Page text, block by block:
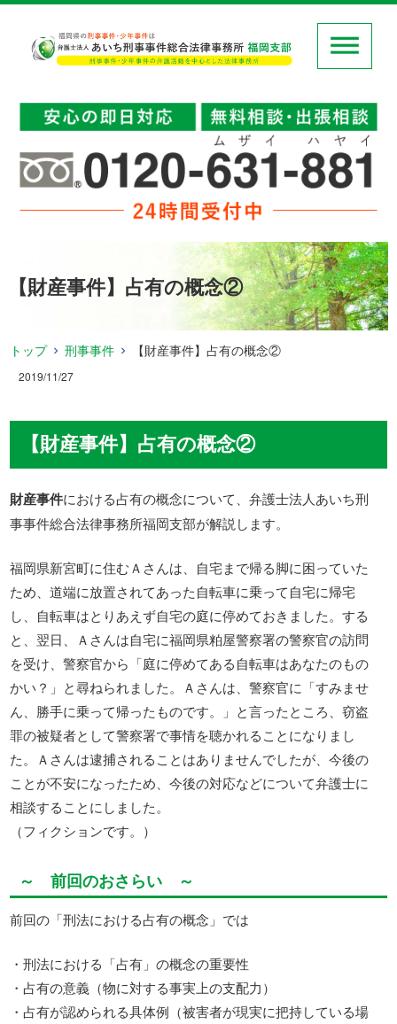
【財産事件】占有の概念②
トップ 刑事事件 【財産事件】占有の概念②
2019/11/27
【財産事件】占有の概念②
財産事件における占有の概念について、弁護士法人あいち刑
事事件総合法律事務所福岡支部が解説します。
福岡県新宮町に住むＡさんは、自宅まで帰る脚に困っていた
ため、道端に放置されてあった自転車に乗って自宅に帰宅
し、自転車はとりあえず自宅の庭に停めておきました。する
と、翌日、Ａさんは自宅に福岡県粕屋警察署の警察官の訪問
を受け、警察官から「庭に停めてある自転車はあなたのもの
かい？」と尋ねられました。Ａさんは、警察官に「すみませ
ん、勝手に乗って帰ったものです。」と言ったところ、窃盗
罪の被疑者として警察署で事情を聴かれることになりまし
た。Ａさんは逮捕されることはありませんでしたが、今後の
ことが不安になったため、今後の対応などについて弁護士に
相談することにしました。
（フィクションです。）
～ 前回のおさらい ～
前回の「刑法における占有の概念」では
・刑法における「占有」の概念の重要性
・占有の意義（物に対する事実上の支配力）
・占有が認められる具体例（被害者が現実に把持している場